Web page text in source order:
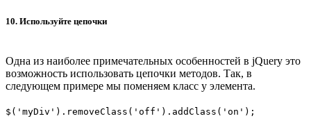
10. Используйте цепочки
Одна из наиболее примечательных особенностей в jQuery это
возможность использовать цепочки методов. Так, в
следующем примере мы поменяем класс у элемента.
$('myDiv').removeClass('off').addClass('on');